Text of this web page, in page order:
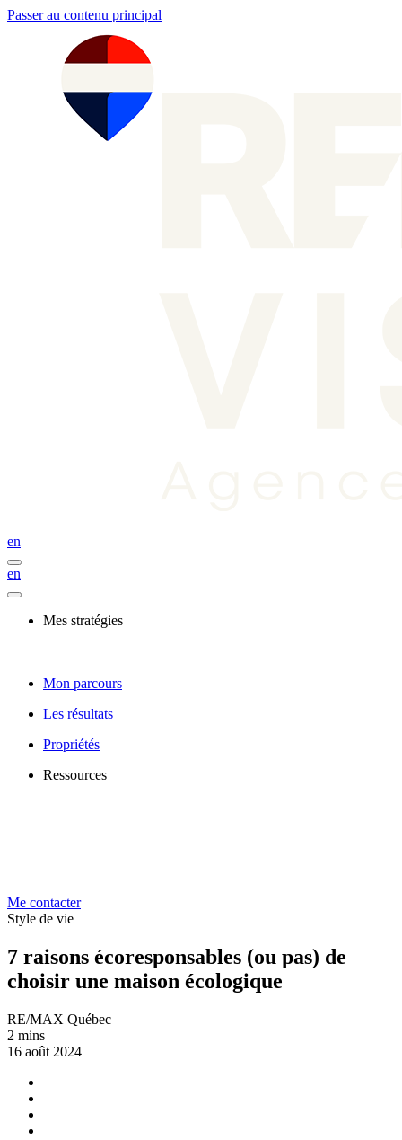
Passer au contenu principal
en
en
Mes stratégies
Mon parcours
Les résultats
Propriétés
Ressources
Me contacter
Style de vie
7 raisons écoresponsables (ou pas) de
choisir une maison écologique
RE/MAX Québec
2 mins
16 août 2024